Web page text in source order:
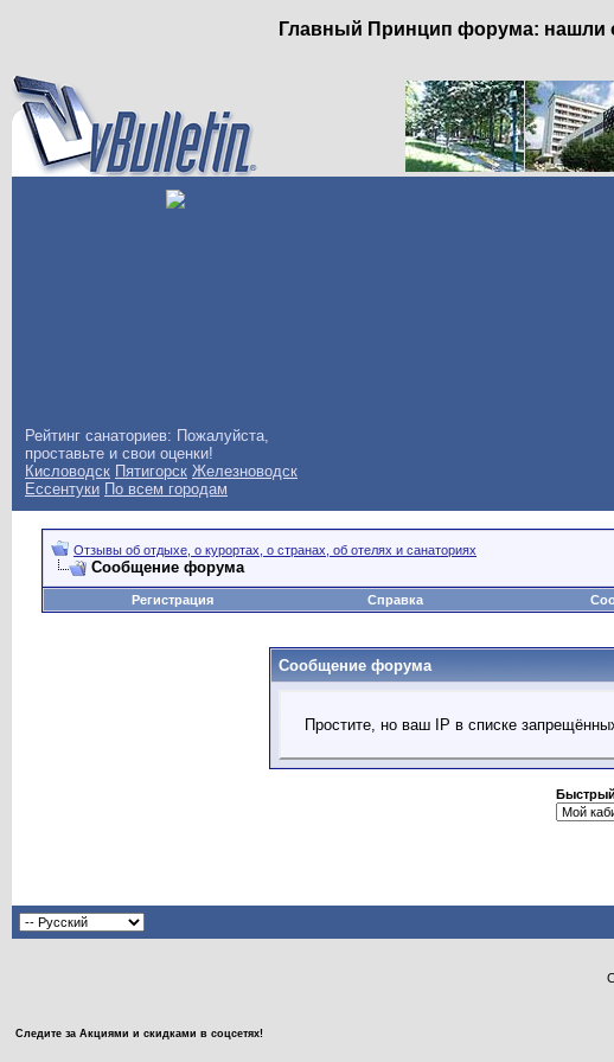
Главный Принцип форума: нашли
Рейтинг санаториев: Пожалуйста,
проставьте и свои оценки!
Кисловодск Пятигорск Железноводск
Ессентуки По всем городам
Отзывы об отдыхе, о курортах, о странах, об отелях и санаториях
Сообщение форума
Регистрация
Справка
Сообщение форума
Простите, но ваш IP в списке
Следите за Акциями и скидками в соцсетях!